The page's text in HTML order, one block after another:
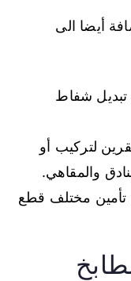
أيضا الى
تبديل شفاط
لتركيب أو
والمقاهي.
تأمين مختلف قطع